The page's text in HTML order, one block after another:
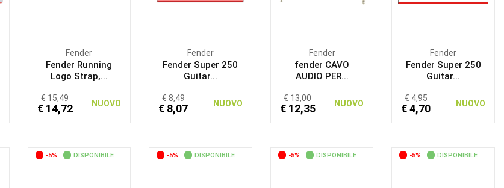
Fender
Fender Running
Logo Strap,...
€ 15,49
€ 14,72 NUOVO
Fender
Fender Super 250
Guitar...
€ 8,49
€ 8,07 NUOVO
Fender
fender CAVO
AUDIO PER...
€ 13,00
€ 12,35 NUOVO
Fender
Fender Super 250
Guitar...
€ 4,95
€ 4,70 NUOVO
-5% DISPONIBILE -5% DISPONIBILE -5% DISPONIBILE -5% DISPONIBILE